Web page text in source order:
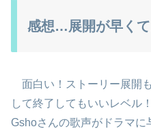
感想…展開が早くて
面白い！ストーリー展開
して終了してもいいレベル
Gshoさんの歌声がドラマ